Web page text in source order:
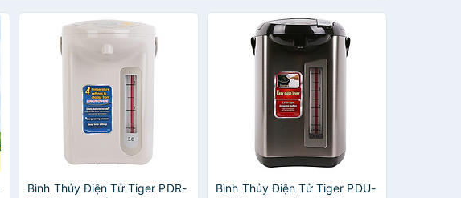
Bình Thủy Điện Tử Tiger PDR-
Bình Thủy Điện Tử Tiger PDU-